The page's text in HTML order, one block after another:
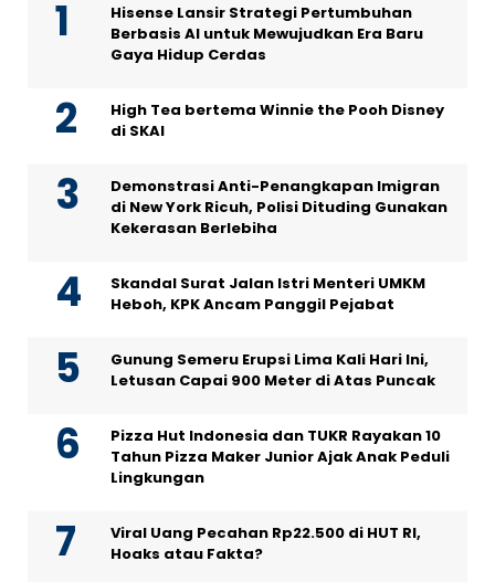
Hisense Lansir Strategi Pertumbuhan
Berbasis AI untuk Mewujudkan Era Baru
Gaya Hidup Cerdas
High Tea bertema Winnie the Pooh Disney
di SKAI
Demonstrasi Anti-Penangkapan Imigran
di New York Ricuh, Polisi Dituding Gunakan
Kekerasan Berlebiha
Skandal Surat Jalan Istri Menteri UMKM
Heboh, KPK Ancam Panggil Pejabat
Gunung Semeru Erupsi Lima Kali Hari Ini,
Letusan Capai 900 Meter di Atas Puncak
Pizza Hut Indonesia dan TUKR Rayakan 10
Tahun Pizza Maker Junior Ajak Anak Peduli
Lingkungan
Viral Uang Pecahan Rp22.500 di HUT RI,
Hoaks atau Fakta?